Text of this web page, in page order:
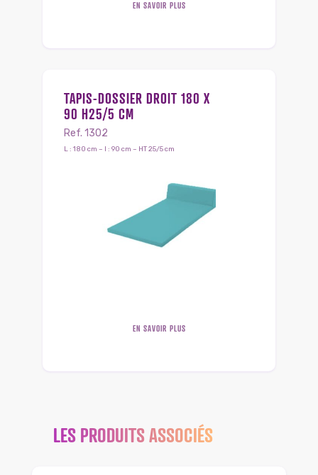
EN SAVOIR PLUS
TAPIS-DOSSIER DROIT 180 X
90 H25/5 CM
Ref. 1302
L : 180 cm – l : 90 cm – HT 25/5 cm
EN SAVOIR PLUS
LES PRODUITS ASSOCIÉS